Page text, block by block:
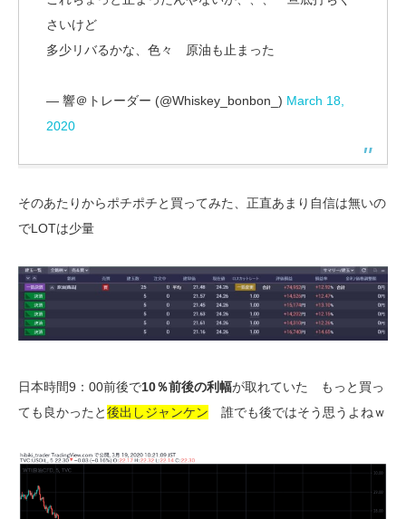
さいけど
多少リバるかな、色々 原油も止まった
— 響＠トレーダー (@Whiskey_bonbon_) March 18,
2020
そのあたりからポチポチと買ってみた、正直あまり自信は無いの
でLOTは少量
日本時間9：00前後で10％前後の利幅が取れていた もっと買っ
ても良かったと後出しジャンケン 誰でも後ではそう思うよねｗ